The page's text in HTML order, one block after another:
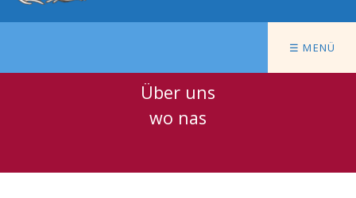
☰ MENÜ
Über uns
wo nas